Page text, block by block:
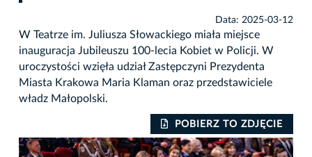
Data: 2025-03-12
W Teatrze im. Juliusza Słowackiego miała miejsce
inauguracja Jubileuszu 100-lecia Kobiet w Policji. W
uroczystości wzięła udział Zastępczyni Prezydenta
Miasta Krakowa Maria Klaman oraz przedstawiciele
władz Małopolski.
POBIERZ TO ZDJĘCIE